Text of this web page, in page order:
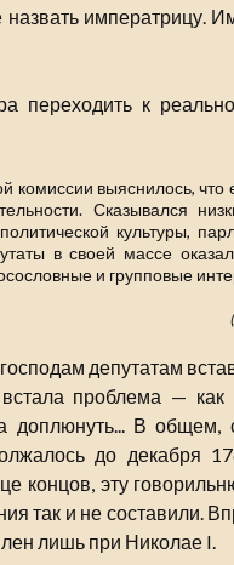
императрицу.
переходить к
комиссии выяснилось, что
Сказывался
культуры,
в своей массе
и групповые
депутатам
проблема — как
доплюнуть... В общем,
до декабря
концов, эту
так и не составили.
лишь при Николае I.